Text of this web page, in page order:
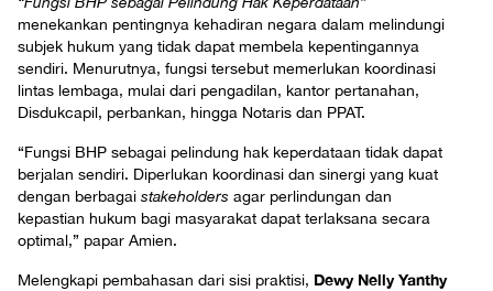
menekankan pentingnya kehadiran negara dalam melindungi
subjek hukum yang tidak dapat membela kepentingannya
sendiri. Menurutnya, fungsi tersebut memerlukan koordinasi
lintas lembaga, mulai dari pengadilan, kantor pertanahan,
Disdukcapil, perbankan, hingga Notaris dan PPAT.
“Fungsi BHP sebagai pelindung hak keperdataan tidak dapat
berjalan sendiri. Diperlukan koordinasi dan sinergi yang kuat
dengan berbagai stakeholders agar perlindungan dan
kepastian hukum bagi masyarakat dapat terlaksana secara
optimal,” papar Amien.
Melengkapi pembahasan dari sisi praktisi, Dewy Nelly Yanthy